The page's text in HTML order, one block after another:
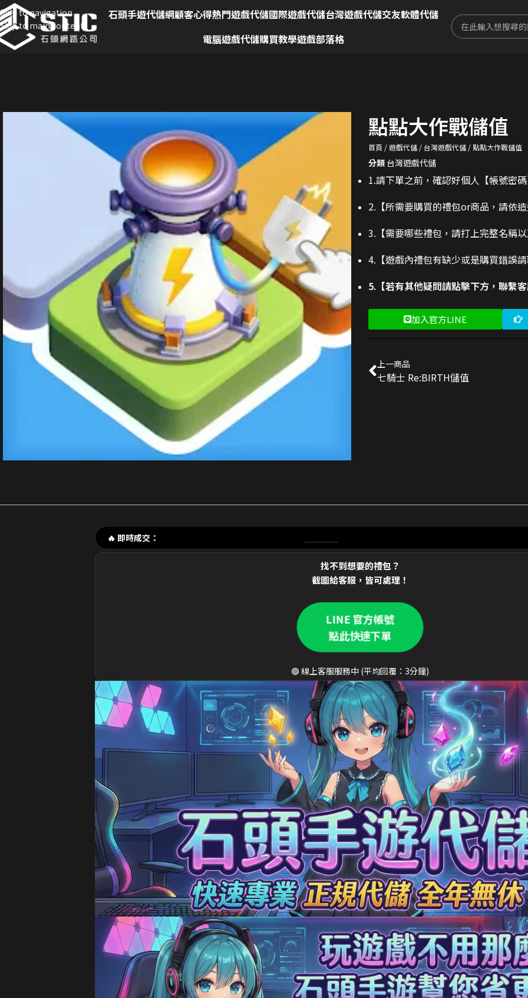
Skip to navigation
Skip to main content
石頭手遊代儲網顧客心得熱門遊戲代儲國際遊戲代儲台灣遊戲代儲交友軟體代儲
電腦遊戲代儲購買教學遊戲部落格
點點大作戰儲值
首頁 遊戲代儲 台灣遊戲代儲 點點大作戰儲值
分類 台灣遊戲代儲
1.請下單之前，確認好個人【帳號密
2. 【所需要購買的禮包or商品，請依
3. 【需要哪些禮包，請打上完整名稱
4.【遊戲內禮包有缺少或是購買錯誤
5.【若有其他疑問請點擊下方，聯繫
加入官方LINE
上一商品
七騎士 Re:BIRTH儲值
🔥 即時成交：
1分鐘前 林**緯 購買了 1690元 禮包 交易成功
交易成功
交易成功
交易成功
8分鐘前 S**ea 購買了 3290元 禮包 交易成功
9分鐘前 吳**宏 購買了 1690元 豪華禮包 交易成功
10分鐘前 m**ky 購買了 33元 銅板禮包 交易成功
12分鐘前 李**芬 購買了 990元 成長禮包 交易成功
3290元 禮包 交易成功
18分鐘前 劉**瑄 購買了 170元 限時禮包 交易成功
20分鐘前 T**y_L 購買了 2990元 節日禮包 交易成功
22分鐘前 蔡**文 購買了 33元 銅板禮包 交易成功
25分鐘前 H**nry 購買了 490元 特惠禮包 交易成功
28分鐘前 黃**傑 購買了 1690元 禮包 交易成功
30分鐘前 Ap**le 購買了 990元 月卡 交易成功
35分鐘前 楊**婷 購買了 3290元 禮包 交易成功
找不到想要的禮包？
截圖給客服，皆可處理！
LINE 官方帳號
點此快速下單
🟢 線上客服服務中 (平均回覆：3分鐘)